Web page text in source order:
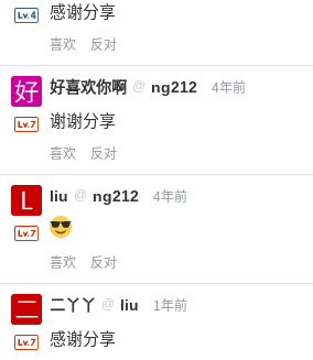
感谢分享
喜欢 反对
好喜欢你啊 @ ng212 4年前
谢谢分享
喜欢 反对
liu @ ng212 4年前
喜欢 反对
二丫丫 @ liu 1年前
感谢分享